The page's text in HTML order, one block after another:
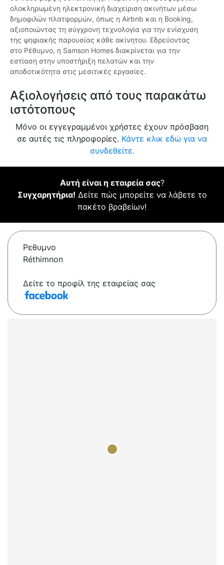
ολοκληρωμένη ηλεκτρονική διαχείριση ακινήτων μέσω
δημοφιλών πλατφορμών, όπως η Airbnb και η Booking,
αξιοποιώντας τη σύγχρονη τεχνολογία για την ενίσχυση
της ψηφιακής παρουσίας κάθε ακίνητου. Εδρεύοντας
στο Ρέθυμνο, η Samson Homes διακρίνεται για την
εστίαση στην υποστήριξη πελατών και την
αποδοτικότητα στις μεσιτικές εργασίες.
Αξιολογήσεις από τους παρακάτω
ιστότοπους
Μόνο οι εγγεγραμμένοι χρήστες έχουν πρόσβαση
σε αυτές τις πληροφορίες. Κάντε κλικ εδώ για να
συνδεθείτε.
Αυτή είναι η εταιρεία σας?
Συγχαρητήρια! Δείτε πώς μπορείτε να λάβετε το
πακέτο βραβείων!
Ρεθυμνο
Réthimnon
Δείτε το προφίλ της εταιρείας σας